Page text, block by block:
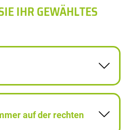
IHR GEWÄHLTES
auf der rechten